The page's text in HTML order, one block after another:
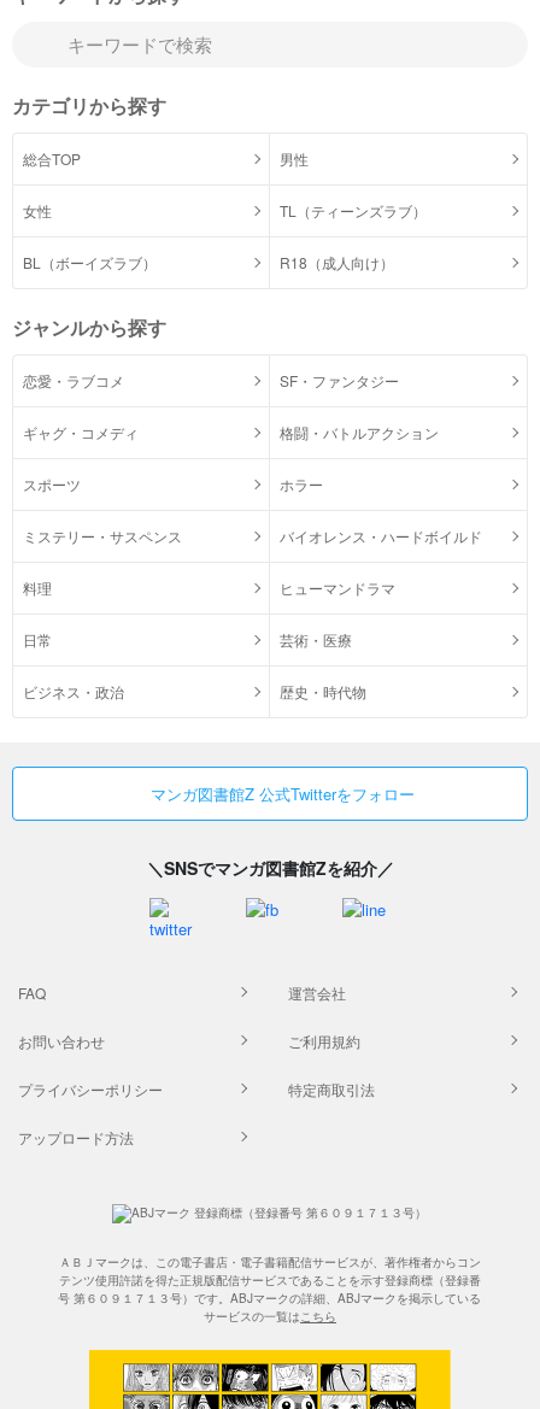
カテゴリから探す
総合TOP 男性
女性 TL（ティーンズラブ）
BL（ボーイズラブ） R18（成人向け）
ジャンルから探す
恋愛・ラブコメ SF・ファンタジー
ギャグ・コメディ 格闘・バトルアクション
スポーツ ホラー
ミステリー・サスペンス バイオレンス・ハードボイルド
料理 ヒューマンドラマ
日常 芸術・医療
ビジネス・政治 歴史・時代物
マンガ図書館Z 公式Twitterをフォロー
＼SNSでマンガ図書館Zを紹介／
FAQ 運営会社
お問い合わせ ご利用規約
プライバシーポリシー 特定商取引法
アップロード方法
ＡＢＪマークは、この電子書店・電子書籍配信サービスが、著作権者からコン
テンツ使用許諾を得た正規版配信サービスであることを示す登録商標（登録番
号 第６０９１７１３号）です。ABJマークの詳細、ABJマークを掲示している
サービスの一覧はこちら